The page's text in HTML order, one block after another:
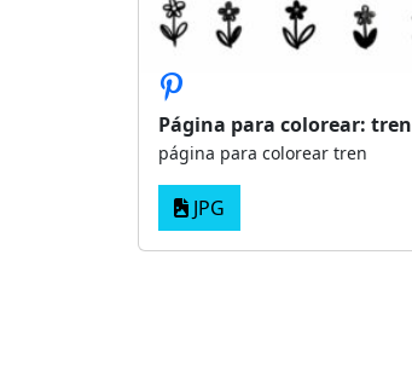
Página para colorear: tren
página para colorear tren
JPG